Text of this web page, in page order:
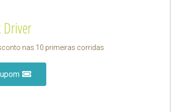
Driver
nas 10 primeiras corridas